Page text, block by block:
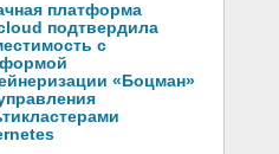
платформа
подтвердила
с
«Боцман»